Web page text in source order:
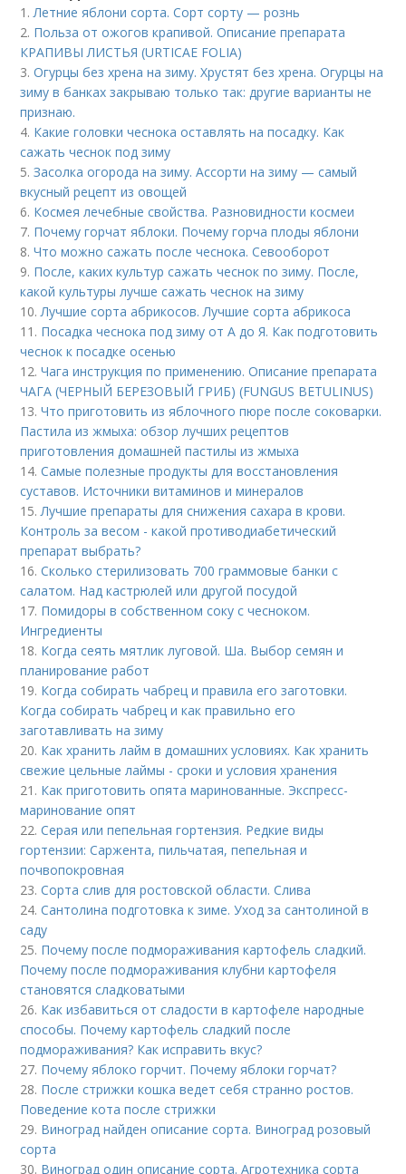
1.Летние яблони сорта. Сорт сорту — рознь
2. Польза от ожогов крапивой. Описание препарата
КРАПИВЫ ЛИСТЬЯ (URTICAE FOLIA)
3.Огурцы без хрена на зиму. Хрустят без хрена. Огурцы на
зиму в банках закрываю только так: другие варианты не
признаю.
4. Какие головки чеснока оставлять на посадку. Как
сажать чеснок под зиму
5.Засолка огорода на зиму. Ассорти на зиму — самый
вкусный рецепт из овощей
6. Космея лечебные свойства. Разновидности космеи
7. Почему горчат яблоки. Почему горча плоды яблони
8.Что можно сажать после чеснока. Севооборот
9. После, каких культур сажать чеснок по зиму. После,
какой культуры лучше сажать чеснок на зиму
10.Лучшие сорта абрикосов. Лучшие сорта абрикоса
11. Посадка чеснока под зиму от А до Я. Как подготовить
чеснок к посадке осенью
12.Чага инструкция по применению. Описание препарата
ЧАГА (ЧЕРНЫЙ БЕРЕЗОВЫЙ ГРИБ) (FUNGUS BETULINUS)
13.Что приготовить из яблочного пюре после соковарки.
Пастила из жмыха: обзор лучших рецептов
приготовления домашней пастилы из жмыха
14.Самые полезные продукты для восстановления
суставов. Источники витаминов и минералов
15.Лучшие препараты для снижения сахара в крови.
Контроль за весом - какой противодиабетический
препарат выбрать?
16.Сколько стерилизовать 700 граммовые банки с
салатом. Над кастрюлей или другой посудой
17. Помидоры в собственном соку с чесноком.
Ингредиенты
18. Когда сеять мятлик луговой. Ша. Выбор семян и
планирование работ
19. Когда собирать чабрец и правила его заготовки.
Когда собирать чабрец и как правильно его
заготавливать на зиму
20. Как хранить лайм в домашних условиях. Как хранить
свежие цельные лаймы - сроки и условия хранения
21. Как приготовить опята маринованные. Экспресс-
маринование опят
22.Серая или пепельная гортензия. Редкие виды
гортензии: Саржента, пильчатая, пепельная и
почвопокровная
23.Сорта слив для ростовской области. Слива
24.Сантолина подготовка к зиме. Уход за сантолиной в
саду
25. Почему после подмораживания картофель сладкий.
Почему после подмораживания клубни картофеля
становятся сладковатыми
26. Как избавиться от сладости в картофеле народные
способы. Почему картофель сладкий после
подмораживания? Как исправить вкус?
27. Почему яблоко горчит. Почему яблоки горчат?
28. После стрижки кошка ведет себя странно ростов.
Поведение кота после стрижки
29. Виноград найден описание сорта. Виноград розовый
сорта
30. Виноград один описание сорта. Агротехника сорта